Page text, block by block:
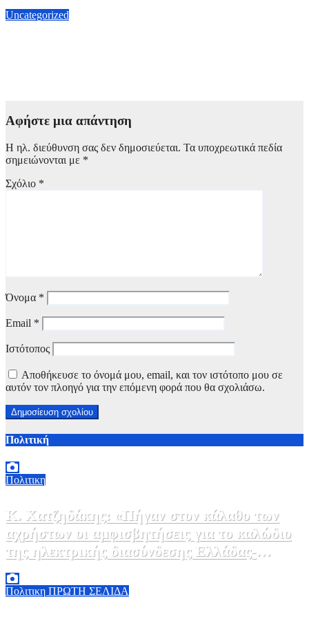
Uncategorized
Αφήστε μια απάντηση
Η ηλ. διεύθυνση σας δεν δημοσιεύεται. Τα υποχρεωτικά πεδία
σημειώνονται με *
Σχόλιο *
Όνομα *
Email *
Ιστότοπος
Αποθήκευσε το όνομά μου, email, και τον ιστότοπο μου σε
αυτόν τον πλοηγό για την επόμενη φορά που θα σχολιάσω.
Πολιτική
Πολιτικη
Κ. Χατζηδάκης: «Πήγαν στον κάλαθο των
αχρήστων οι αμφισβητήσεις για το καλώδιο
της ηλεκτρικής διασύνδεσης Ελλάδας-
Κύπρου μετά τη συμφωνία ΑΔΜΗΕ με την
Meridiam»
Πολιτικη ΠΡΩΤΗ ΣΕΛΙΔΑ